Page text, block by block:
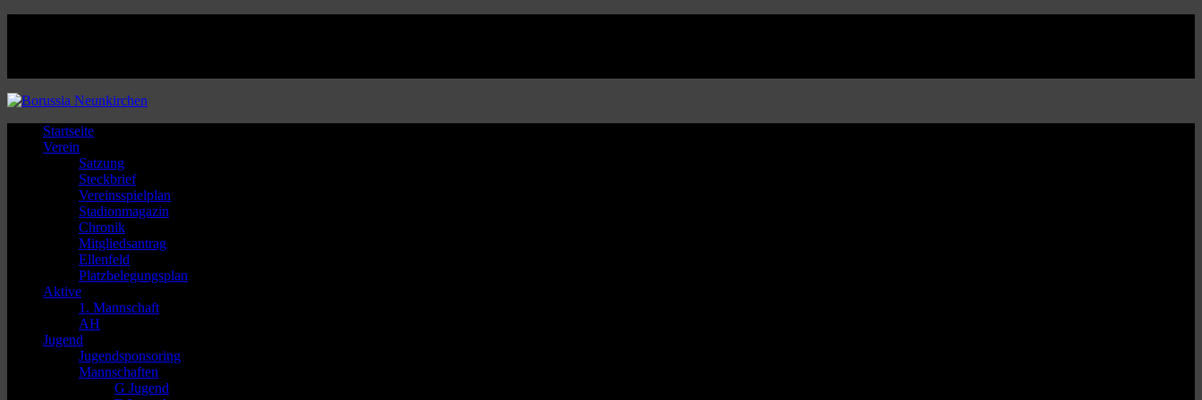
Startseite
Verein
Satzung
Steckbrief
Vereinsspielplan
Stadionmagazin
Chronik
Mitgliedsantrag
Ellenfeld
Platzbelegungsplan
Aktive
1. Mannschaft
AH
Jugend
Jugendsponsoring
Mannschaften
G Jugend